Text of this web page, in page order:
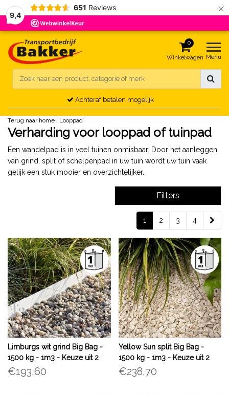
9,4
651 Reviews ×
0
Winkelwagen Menu
Achteraf betalen mogelijk
Terug naar home Looppad
Verharding voor looppad of tuinpad
Een wandelpad is in veel tuinen onmisbaar. Door het aanleggen
van grind, split of schelpenpad in uw tuin wordt uw tuin vaak
gelijk een stuk mooier en overzichtelijker.
Filters
1 2 3 4
Limburgs wit grind Big Bag -
1500 kg - 1m3 - Keuze uit 2
formaten
€193,60
Yellow Sun split Big Bag -
1500 kg - 1m3 - Keuze uit 2
formaten
€238,70